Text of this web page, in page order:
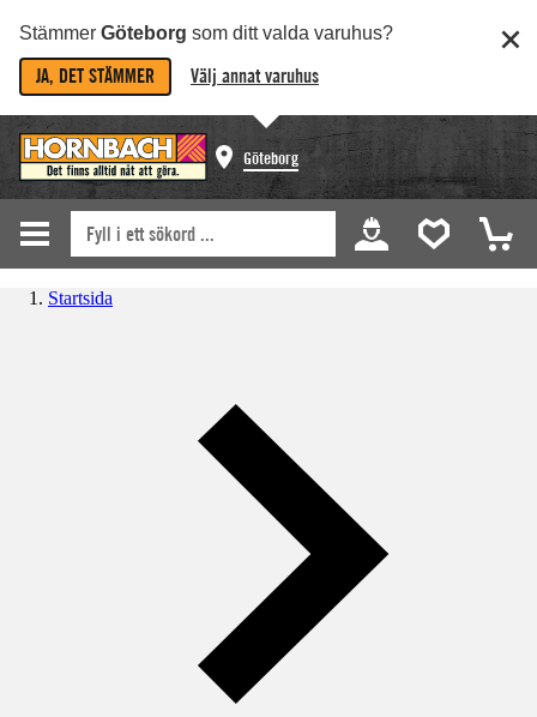
Stämmer Göteborg som ditt valda varuhus?
JA, DET STÄMMER Välj annat varuhus
Göteborg
Startsida